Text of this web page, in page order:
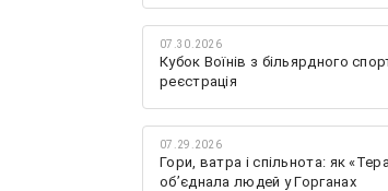
07.30.2026
Кубок Воїнів з більярдного
реєстрація
07.29.2026
Гори, ватра і спільнота: як
об’єднала людей у Горганах